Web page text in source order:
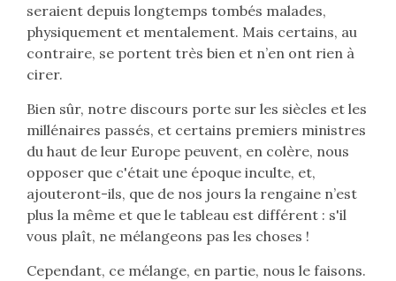
seraient depuis longtemps tombés malades,
physiquement et mentalement. Mais certains, au
contraire, se portent très bien et n’en ont rien à
cirer.
Bien sûr, notre discours porte sur les siècles et les
millénaires passés, et certains premiers ministres
du haut de leur Europe peuvent, en colère, nous
opposer que c'était une époque inculte, et,
ajouteront-ils, que de nos jours la rengaine n’est
plus la même et que le tableau est différent : s'il
vous plaît, ne mélangeons pas les choses !
Cependant, ce mélange, en partie, nous le faisons.